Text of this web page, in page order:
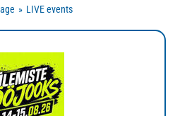
LIVE events